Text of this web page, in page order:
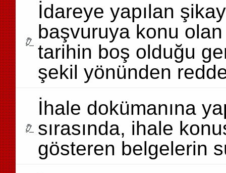
İdareye yapılan
başvuruya konu olan
tarihin boş olduğu
şekil yönünden
İhale dokümanına
sırasında, ihale
gösteren belgelerin